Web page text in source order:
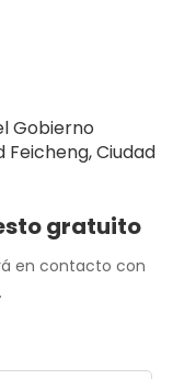
Gobierno
Feicheng, Ciudad
gratuito
en contacto con